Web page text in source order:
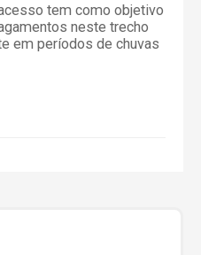
tem como objetivo
neste trecho
em períodos de chuvas